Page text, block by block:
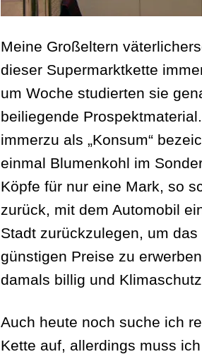
Meine Großeltern
dieser Supermarktkette
um Woche studierten sie
beiliegende
immerzu als „Konsum“
einmal Blumenkohl im
Köpfe für nur eine Mark, so
zurück, mit dem Automobil
Stadt zurückzulegen, um
günstigen Preise zu
damals billig und
Auch heute noch suche ich
Kette auf, allerdings muss